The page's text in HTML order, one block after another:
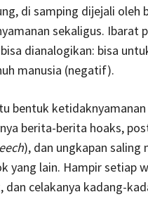
di samping dijejali oleh
sekaligus. Ibarat
dianalogikan: bisa
manusia (negatif).
bentuk
berita-berita hoaks,
), dan ungkapan
yang lain. Hampir setiap
dan celakanya kadang-